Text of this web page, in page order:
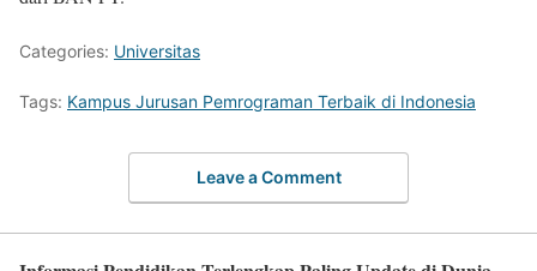
Categories: Universitas
Tags: Kampus Jurusan Pemrograman Terbaik di Indonesia
Leave a Comment